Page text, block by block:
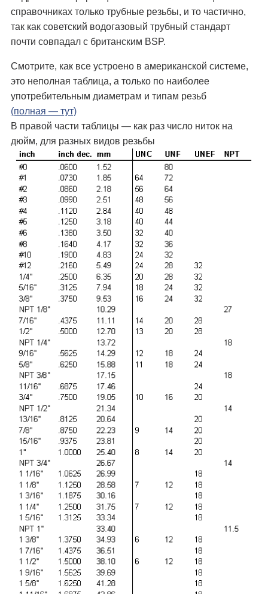
справочниках только трубные резьбы, и то частично,
так как советский водогазовый трубный стандарт
почти совпадал с британским BSP.
Смотрите, как все устроено в американской системе,
это неполная таблица, а только по наиболее
употребительным диаметрам и типам резьб
(полная — тут)
В правой части таблицы — как раз число ниток на
дюйм, для разных видов резьбы